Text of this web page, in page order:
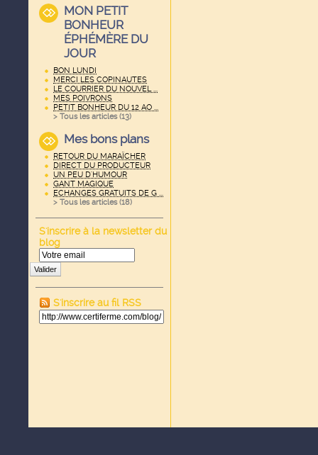
MON PETIT
BONHEUR
ÉPHÉMÈRE DU
JOUR
BON LUNDI
MERCI LES COPINAUTES
LE COURRIER DU NOUVEL ...
MES POIVRONS
PETIT BONHEUR DU 12 AO ...
> Tous les articles (13)
Mes bons plans
RETOUR DU MARAÏCHER
DIRECT DU PRODUCTEUR
UN PEU D'HUMOUR
GANT MAGIQUE
ECHANGES GRATUITS DE G ...
> Tous les articles (18)
S'inscrire à la newsletter du
blog
Valider
S'inscrire au fil RSS